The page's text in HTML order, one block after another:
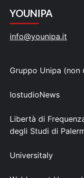
YOUNIPA
info@younipa.it
Gruppo Unipa (non
IostudioNews
Libertà di
degli Studi di
Universitaly